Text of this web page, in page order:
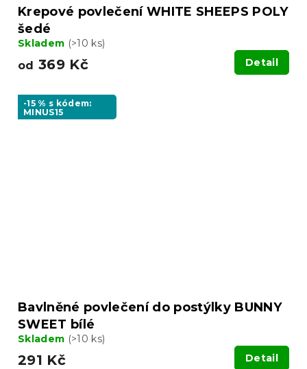
Krepové povlečení WHITE SHEEPS POLY
šedé
Skladem (>10 ks)
od 369 Kč Detail
-15 % s kódem:
MINUS15
Bavlněné povlečení do postýlky BUNNY
SWEET bílé
Skladem (>10 ks)
291 Kč Detail